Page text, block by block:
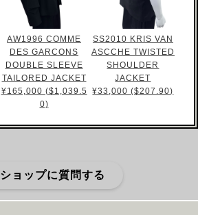
AW1996 COMME
DES GARCONS
DOUBLE SLEEVE
TAILORED JACKET
¥165,000 ($1,039.5
0)
SS2010 KRIS VAN
ASCCHE TWISTED
SHOULDER
JACKET
¥33,000 ($207.90)
ショップに質問する